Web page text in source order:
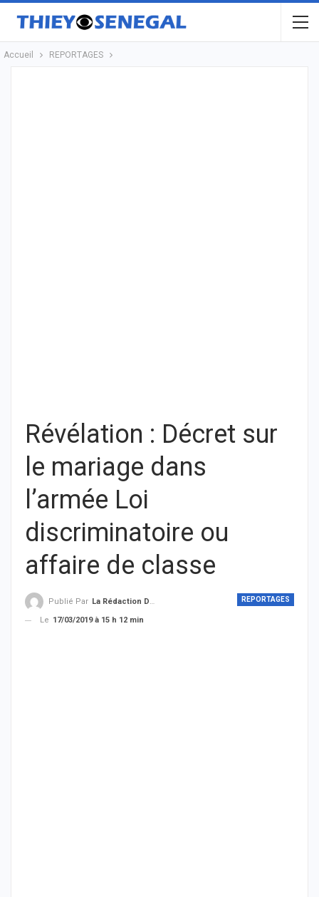
Accueil REPORTAGES
Révélation : Décret sur
le mariage dans
l’armée Loi
discriminatoire ou
affaire de classe
REPORTAGES
Publié Par La Rédaction De THIEYSENEGAL.com
Le 17/03/2019 à 15 h 12 min